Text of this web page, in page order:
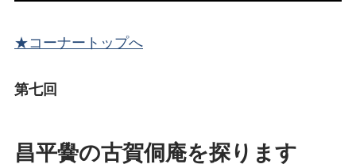
★コーナートップへ
第七回
昌平黌の古賀侗庵を探ります